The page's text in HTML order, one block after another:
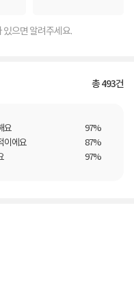
있으면 알려주세요.
총493건
요
97%
이에요
87%
97%